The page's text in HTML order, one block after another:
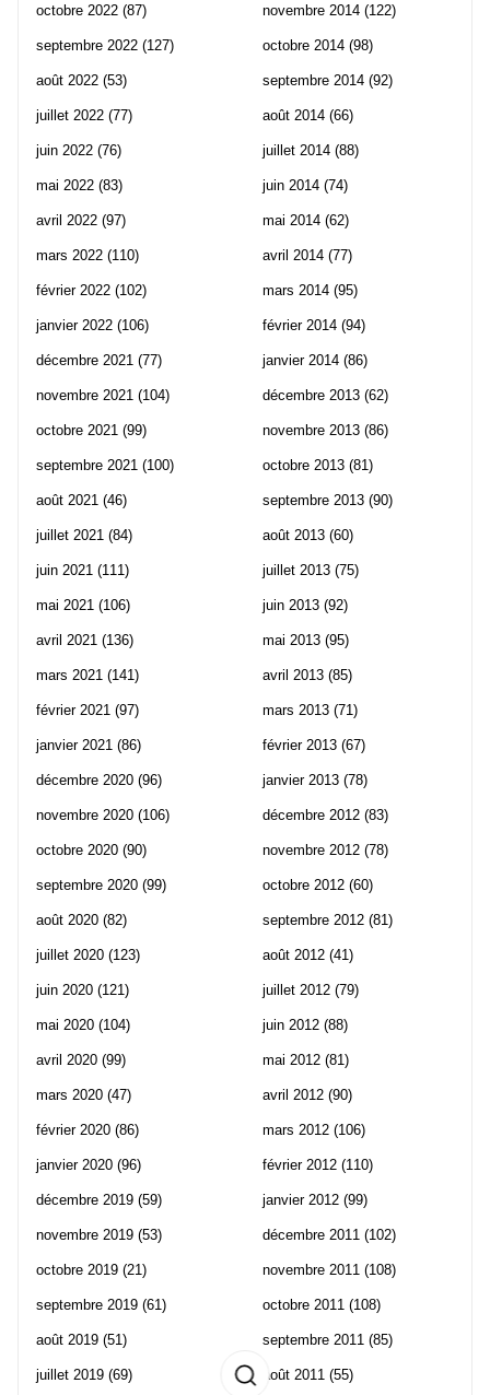
octobre 2022 (87)
septembre 2022 (127)
août 2022 (53)
juillet 2022 (77)
juin 2022 (76)
mai 2022 (83)
avril 2022 (97)
mars 2022 (110)
février 2022 (102)
janvier 2022 (106)
décembre 2021 (77)
novembre 2021 (104)
octobre 2021 (99)
septembre 2021 (100)
août 2021 (46)
juillet 2021 (84)
juin 2021 (111)
mai 2021 (106)
avril 2021 (136)
mars 2021 (141)
février 2021 (97)
janvier 2021 (86)
décembre 2020 (96)
novembre 2020 (106)
octobre 2020 (90)
septembre 2020 (99)
août 2020 (82)
juillet 2020 (123)
juin 2020 (121)
mai 2020 (104)
avril 2020 (99)
mars 2020 (47)
février 2020 (86)
janvier 2020 (96)
décembre 2019 (59)
novembre 2019 (53)
octobre 2019 (21)
septembre 2019 (61)
août 2019 (51)
juillet 2019 (69)
novembre 2014 (122)
octobre 2014 (98)
septembre 2014 (92)
août 2014 (66)
juillet 2014 (88)
juin 2014 (74)
mai 2014 (62)
avril 2014 (77)
mars 2014 (95)
février 2014 (94)
janvier 2014 (86)
décembre 2013 (62)
novembre 2013 (86)
octobre 2013 (81)
septembre 2013 (90)
août 2013 (60)
juillet 2013 (75)
juin 2013 (92)
mai 2013 (95)
avril 2013 (85)
mars 2013 (71)
février 2013 (67)
janvier 2013 (78)
décembre 2012 (83)
novembre 2012 (78)
octobre 2012 (60)
septembre 2012 (81)
août 2012 (41)
juillet 2012 (79)
juin 2012 (88)
mai 2012 (81)
avril 2012 (90)
mars 2012 (106)
février 2012 (110)
janvier 2012 (99)
décembre 2011 (102)
novembre 2011 (108)
octobre 2011 (108)
septembre 2011 (85)
août 2011 (55)